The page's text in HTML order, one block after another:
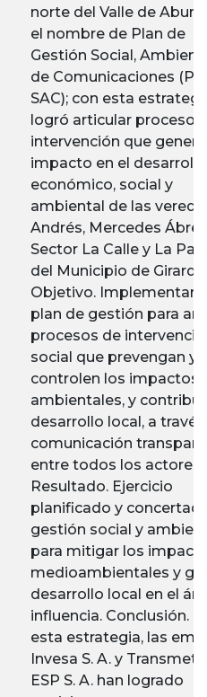
norte del Valle de
el nombre de Plan de
Gestión Social,
de Comunicaciones
SAC); con esta
logró articular procesos
intervención que
impacto en el desarrollo
económico, social y
ambiental de las
Andrés, Mercedes
Sector La Calle y La
del Municipio de
Objetivo. Implementar
plan de gestión para
procesos de
social que prevengan y
controlen los impactos
ambientales, y
desarrollo local, a
comunicación
entre todos los actores.
Resultado. Ejercicio
planificado y
gestión social y
para mitigar los
medioambientales y
desarrollo local en el
influencia. Conclusión.
esta estrategia, las
Invesa S. A. y
ESP S. A. han logrado